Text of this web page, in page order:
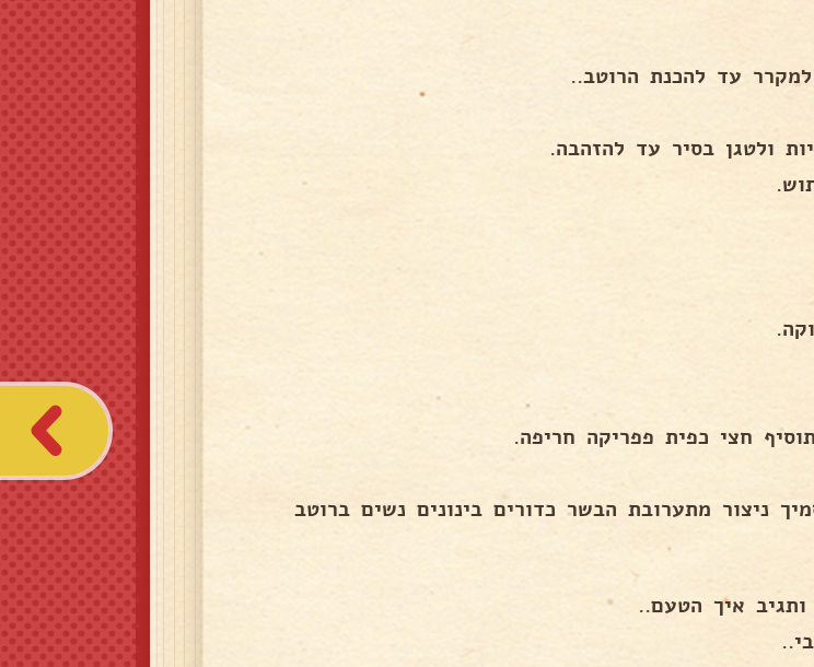
עד להכנת הרוטב..
ולטגן בסיר עד להזהבה.
חצי כפית פפריקה חריפה.
ניצור מתערובת הבשר כדורים בינונים נשים ברוטב
איך הטעם..